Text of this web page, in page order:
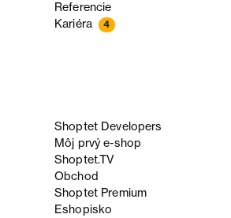
Referencie
Kariéra 4
Shoptet Developers
Môj prvý e-shop
Shoptet.TV
Obchod
Shoptet Premium
Eshopisko